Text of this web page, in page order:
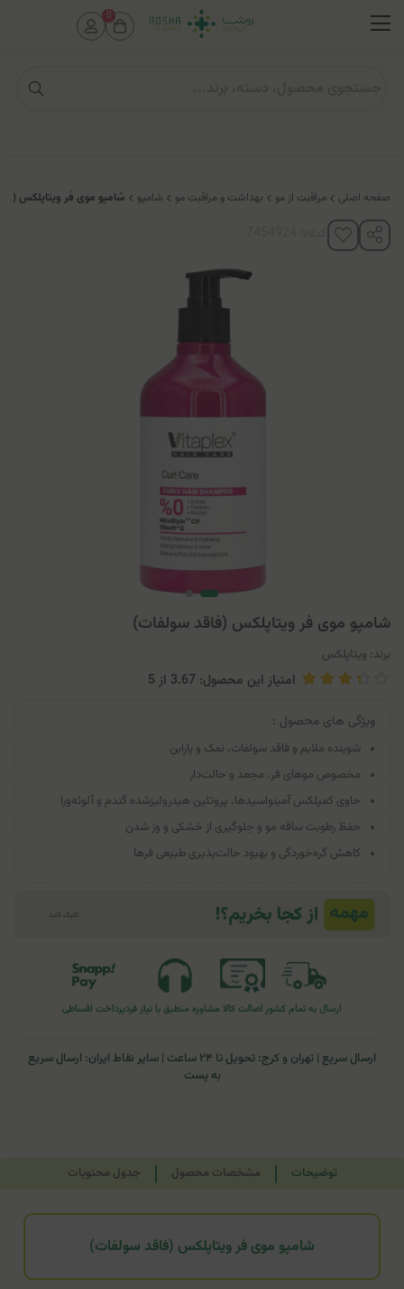
صفحه اصلی مراقبت از مو بهداشت و مراقبت مو شامپو شامپو موی فر ویتاپلکس
شامپو موی فر ویتاپلکس (فاقد سولفات)
برند: ویتاپلکس
امتیاز این محصول: 3.67 از 5
ویژگی های محصول :
شوینده ملایم و فاقد سولفات، نمک و پارابن
مخصوص موهای فر، مجعد و حالت‌دار
حاوی کمپلکس آمینواسیدها، پروتئین هیدرولیزشده گندم و آلوئه‌ورا
حفظ رطوبت ساقه مو و جلوگیری از خشکی و وز شدن
کاهش گره‌خوردگی و بهبود حالت‌پذیری طبیعی فرها
ارسال به تمام کشوراصالت کالا مشاوره منطبق با نیاز فردپرداخت اقساطی
ارسال سریع | تهران و کرج: تحویل تا ۲۴ ساعت | سایر نقاط ایران: ارسال سریع
به پست
توضیحات مشخصات محصول جدول محتویات
شامپو موی فر ویتاپلکس (فاقد سولفات)
0